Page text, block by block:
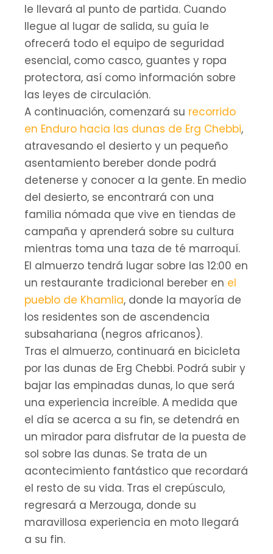
le llevará al punto de partida. Cuando
llegue al lugar de salida, su guía le
ofrecerá todo el equipo de seguridad
esencial, como casco, guantes y ropa
protectora, así como información sobre
las leyes de circulación.
A continuación, comenzará su recorrido
en Enduro hacia las dunas de Erg Chebbi,
atravesando el desierto y un pequeño
asentamiento bereber donde podrá
detenerse y conocer a la gente. En medio
del desierto, se encontrará con una
familia nómada que vive en tiendas de
campaña y aprenderá sobre su cultura
mientras toma una taza de té marroquí.
El almuerzo tendrá lugar sobre las 12:00 en
un restaurante tradicional bereber en el
pueblo de Khamlia, donde la mayoría de
los residentes son de ascendencia
subsahariana (negros africanos).
Tras el almuerzo, continuará en bicicleta
por las dunas de Erg Chebbi. Podrá subir y
bajar las empinadas dunas, lo que será
una experiencia increíble. A medida que
el día se acerca a su fin, se detendrá en
un mirador para disfrutar de la puesta de
sol sobre las dunas. Se trata de un
acontecimiento fantástico que recordará
el resto de su vida. Tras el crepúsculo,
regresará a Merzouga, donde su
maravillosa experiencia en moto llegará
a su fin.